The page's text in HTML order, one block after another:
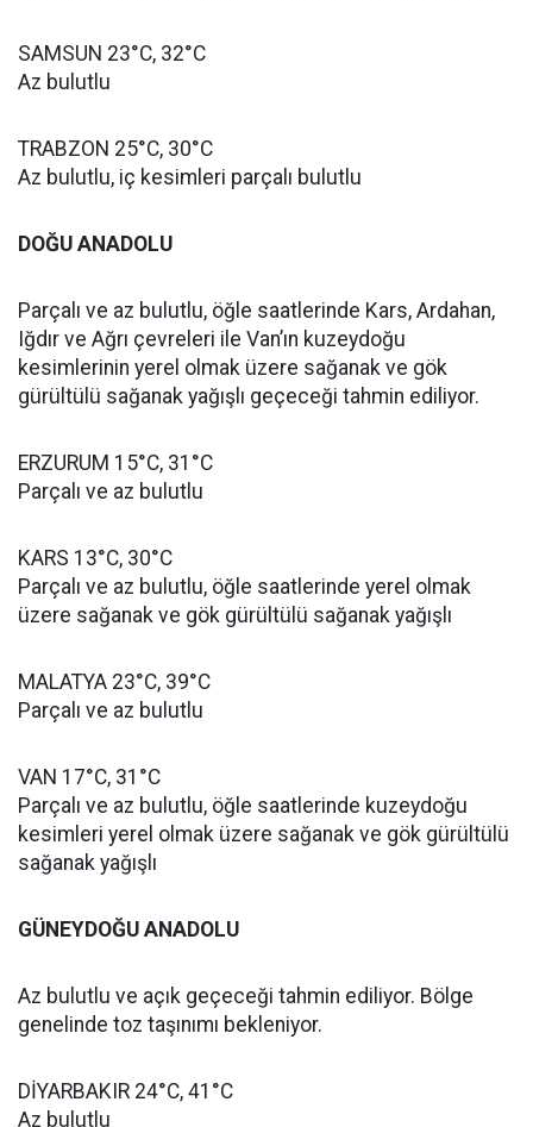
SAMSUN 23°C, 32°C
Az bulutlu
TRABZON 25°C, 30°C
Az bulutlu, iç kesimleri parçalı bulutlu
DOĞU ANADOLU
Parçalı ve az bulutlu, öğle saatlerinde Kars, Ardahan,
Iğdır ve Ağrı çevreleri ile Van’ın kuzeydoğu
kesimlerinin yerel olmak üzere sağanak ve gök
gürültülü sağanak yağışlı geçeceği tahmin ediliyor.
ERZURUM 15°C, 31°C
Parçalı ve az bulutlu
KARS 13°C, 30°C
Parçalı ve az bulutlu, öğle saatlerinde yerel olmak
üzere sağanak ve gök gürültülü sağanak yağışlı
MALATYA 23°C, 39°C
Parçalı ve az bulutlu
VAN 17°C, 31°C
Parçalı ve az bulutlu, öğle saatlerinde kuzeydoğu
kesimleri yerel olmak üzere sağanak ve gök gürültülü
sağanak yağışlı
GÜNEYDOĞU ANADOLU
Az bulutlu ve açık geçeceği tahmin ediliyor. Bölge
genelinde toz taşınımı bekleniyor.
DİYARBAKIR 24°C, 41°C
Az bulutlu